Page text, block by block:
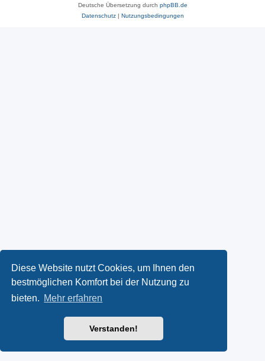
Diese Website nutzt Cookies, um Ihnen den
bestmöglichen Komfort bei der Nutzung zu
bieten. Mehr erfahren
Verstanden!
Deutsche Übersetzung durch phpBB.de
Datenschutz| Nutzungsbedingungen